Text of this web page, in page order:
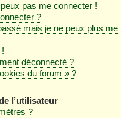
pas me connecter !
?
mais je ne peux plus me
déconnecté ?
du forum » ?
l’utilisateur
?